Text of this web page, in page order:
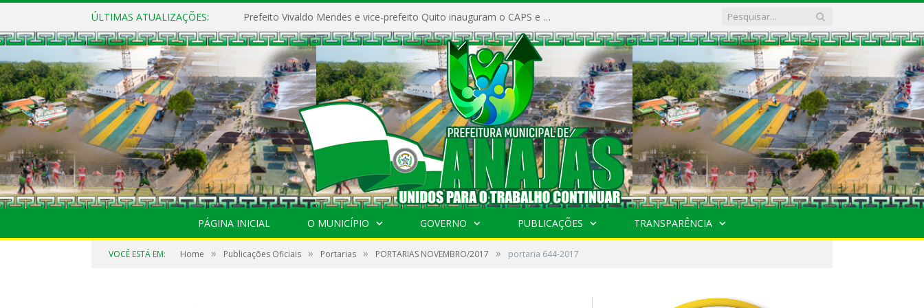
ÚLTIMAS ATUALIZAÇÕES: Prefeito Vivaldo Mendes e vice-prefeito Quito inauguram o CAPS e fortalecem a saúde pública em Anajás.
PÁGINA INICIAL O MUNICÍPIO GOVERNO PUBLICAÇÕES TRANSPARÊNCIA
VOCÊ ESTÁ EM: Home » Publicações Oficiais » Portarias » PORTARIAS NOVEMBRO/2017 » portaria 644-2017